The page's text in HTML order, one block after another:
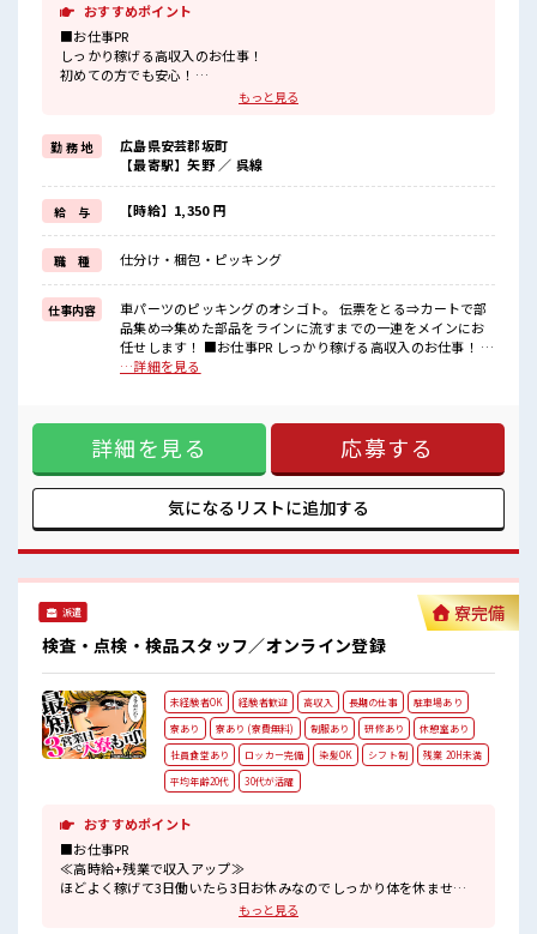
おすすめポイント
■お仕事PR
しっかり稼げる高収入のお仕事！
初めての方でも安心！
担当がしっかりバックアップします。
・製造業の工場勤務に興味がある方。
・高収入で働きたい方。
・担当者のサポートが必要な方。
≪残業で収入アップ≫
高収入を希望される方にオススメ。
残業は月20時間以上あります♪
≪髪色自由で自分らしく働く≫
明るすぎたり、
奇抜でなければOK！
基本的に髪色自由(会社の規定があります)。
カート押して歩きまわるのでダイエットにもなって一石二鳥です。
基本的に髪型自由でOK(詳しくは担当へ)☆
ロッカーあり！
プライベート空間を楽しみませんか？
もっと見る
勤 務 地
広島県安芸郡坂町
【最寄駅】矢野 ／ 呉線
給 与 【時給】1,350 円
職 種 仕分け・梱包・ピッキング
仕事内容
車パーツのピッキングのオシゴト。 伝票をとる⇒カートで部
品集め⇒集めた部品をラインに流すまでの一連をメインにお
任せします！ ■お仕事PR しっかり稼げる高収入のお仕事！ 初
めての方でも安心！ 担当がしっかりバックアップします。 ≪
残業で収入アップ≫ 高収入を希望される方にオススメ。 残業
は月20時間以上あります♪ ≪髪色自由で自分らしく働く≫ 明
るすぎたり、 奇抜でなければOK！ 基本的に髪色自由(会社の
規定があります)。 カート押して歩きまわるのでダイエットに
もなって一石二鳥です。 ■職場の雰囲気 明るすぎたり奇抜す
ぎはNGですが、 基本的に髪型自由でOK(詳しくは担当へ)☆
…詳細を見る
詳細を見る 応募する
気になるリストに追加する
派遣
検査・点検・検品スタッフ／オンライン登録
寮完備
未経験者OK 経験者歓迎 高収入 長期の仕事
駐車場あり
寮あり
寮あり (寮費無料) 制服あり 研修あり
休憩室あり
社員食堂あり
ロッカー完備 染髪OK シフト制
残業 20H未満
平均年齢20代
30代が活躍
おすすめポイント
■お仕事PR
≪高時給+残業で収入アップ≫
ほどよく稼げて3日働いたら3日お休みなのでしっかり体を休ませら
もっと見る